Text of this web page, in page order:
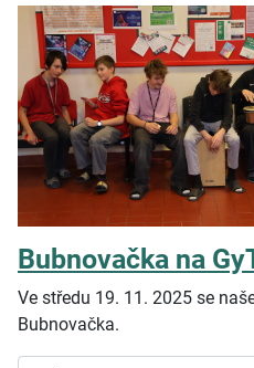
Bubnovačka na
Ve středu 19. 11. 2025 se
Bubnovačka.